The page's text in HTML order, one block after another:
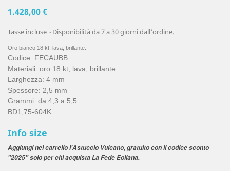
1.428,00 €
Tasse incluse Disponibilità da 7 a 30 giorni dall'ordine.
Oro bianco 18 kt, lava, brillante.
Codice: FECAUBB
Materiali: oro 18 kt, lava, brillante
Larghezza: 4 mm
Spessore: 2,5 mm
Grammi: da 4,3 a 5,5
BD1,75-604K
Info size
Aggiungi nel carrello l'Astuccio Vulcano, gratuito con il codice sconto
"2025" solo per chi acquista La Fede Eoliana.